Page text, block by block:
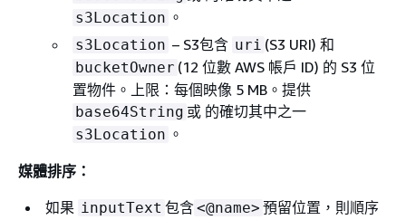
s3Location 。
s3Location – S3包含 uri (S3 URI) 和
bucketOwner (12 位數 AWS 帳戶 ID) 的 S3 位
置物件。上限：每個映像 5 MB。提供
base64String 或 的確切其中之一
s3Location 。
媒體排序：
如果 inputText 包含<@name> 預留位置，則順序